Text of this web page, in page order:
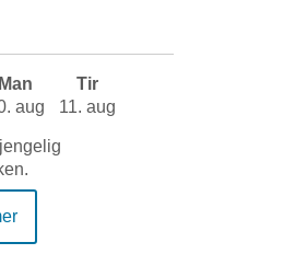
Man
aug
Tir
11. aug